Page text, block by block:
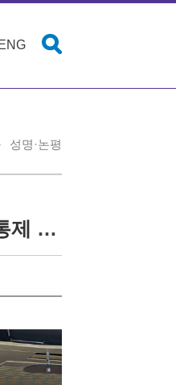
ENG
성명·논평
[기자회견] 국가AI행동계획안에 대한 시민사회 의견서 공개 및 민주적 통제 장치 마련 촉구 기자설명회